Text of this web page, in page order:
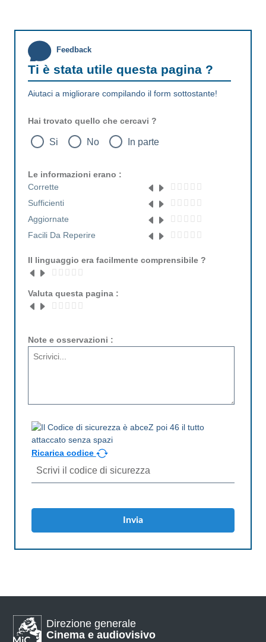
Feedback
Ti è stata utile questa pagina ?
Aiutaci a migliorare compilando il form sottostante!
Hai trovato quello che cercavi ?
Si No In parte
Le informazioni erano :
Corrette
Sufficienti
Aggiornate
Facili Da Reperire
Il linguaggio era facilmente comprensibile ?
Valuta questa pagina :
Note e osservazioni :
Ricarica codice
Invia
Direzione generale
Cinema e audiovisivo